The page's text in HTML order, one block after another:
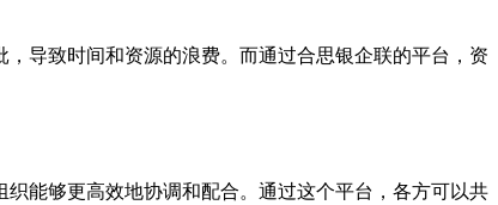
导致时间和资源的浪费。而通过合思银企联的平台，资
能够更高效地协调和配合。通过这个平台，各方可以共